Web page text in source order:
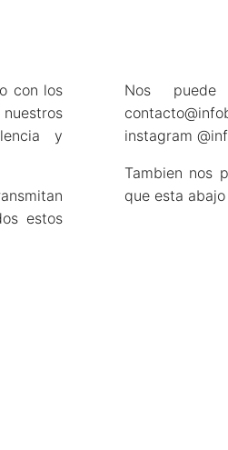
con los
y
estos
Nos
instagram
Tambien nos
que esta